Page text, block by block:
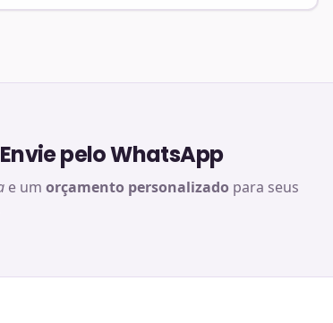
pelo WhatsApp
e um orçamento personalizado para seus